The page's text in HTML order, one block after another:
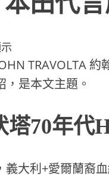
TRAVOLTA
，是本文主題。
塔70年代
義大利+愛爾蘭裔